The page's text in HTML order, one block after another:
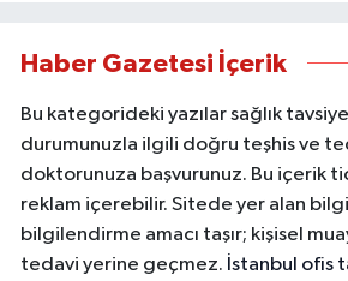
Haber Gazetesi İçerik
Bu kategorideki yazılar sağlık
durumunuzla ilgili doğru teşhis ve
doktorunuza başvurunuz. Bu içerik
reklam içerebilir. Sitede yer alan
bilgilendirme amacı taşır; kişisel
tedavi yerine geçmez. İstanbul ofis